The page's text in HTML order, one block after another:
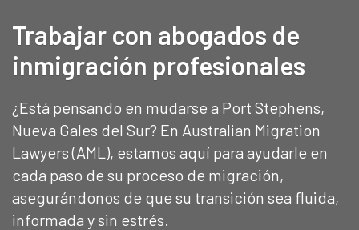
Trabajar con abogados de
inmigración profesionales
¿Está pensando en mudarse a Port Stephens,
Nueva Gales del Sur? En Australian Migration
Lawyers (AML), estamos aquí para ayudarle en
cada paso de su proceso de migración,
asegurándonos de que su transición sea fluida,
informada y sin estrés.